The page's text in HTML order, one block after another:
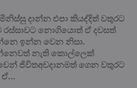
දාන්න එපා කියද්දිත් වතුරට
රස්සාවට නොගියොත් ඒ දවසත්
ඉන්න වෙන නිසා.
නැති කොල්ලෙක්
ජිවිතඅවදානමත් ගෙන වතුරට